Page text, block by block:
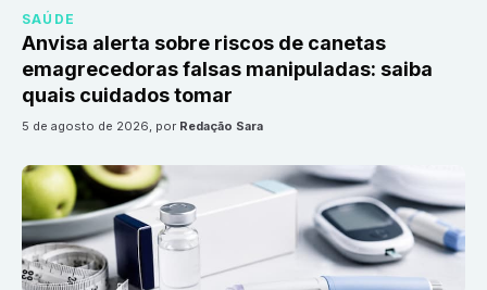
SAÚDE
Anvisa alerta sobre riscos de canetas
emagrecedoras falsas manipuladas: saiba
quais cuidados tomar
5 de agosto de 2026, por Redação Sara